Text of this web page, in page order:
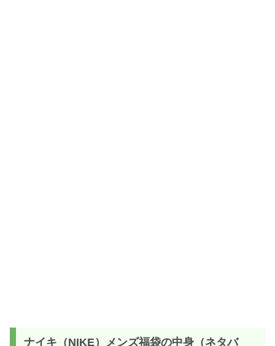
ナイキ（NIKE）メンズ福袋の中身（ネタバ